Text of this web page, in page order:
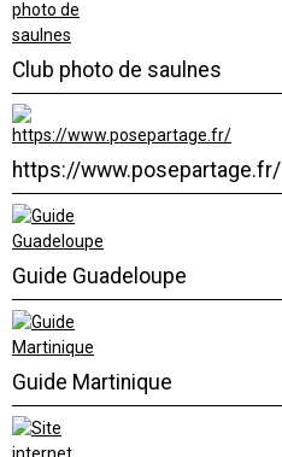
Club photo de saulnes
https://www.posepartage.fr/
Guide Guadeloupe
Guide Martinique